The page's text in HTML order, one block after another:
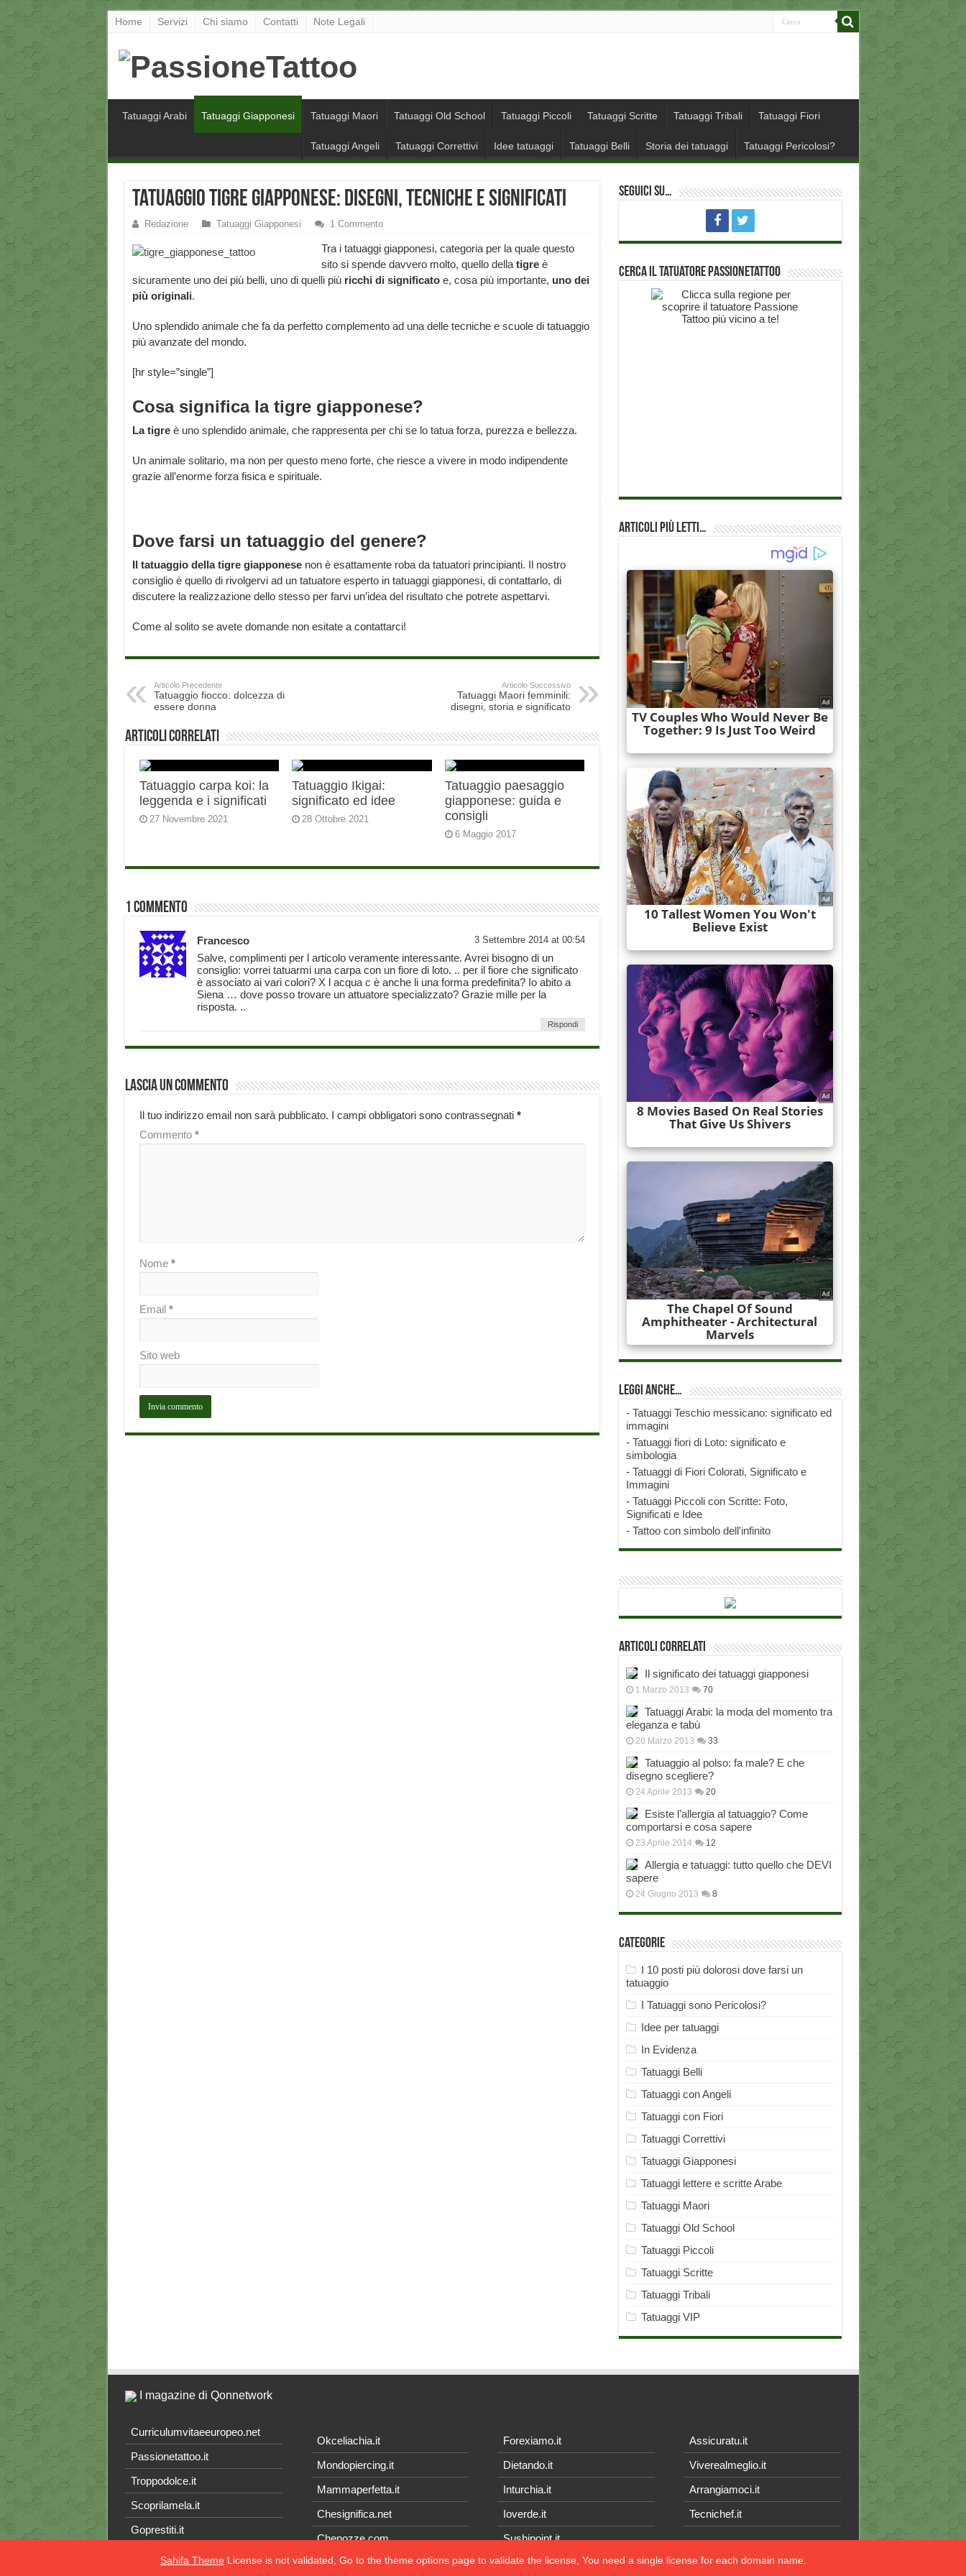
Home Servizi Chi siamo Contatti Note Legali
Tatuaggi Arabi Tatuaggi Giapponesi Tatuaggi Maori Tatuaggi Old School Tatuaggi Piccoli Tatuaggi Scritte Tatuaggi Tribali Tatuaggi Fiori
Tatuaggi Angeli Tatuaggi Correttivi Idee tatuaggi Tatuaggi Belli Storia dei tatuaggi Tatuaggi Pericolosi?
Tatuaggio tigre giapponese: disegni, tecniche e significati
Redazione Tatuaggi Giapponesi 1 Commento
Tra i tatuaggi giapponesi, categoria per la quale questo
sito si spende davvero molto, quello della tigreè
sicuramente uno dei più belli, uno di quelli più ricchi di significato e, cosa più importante, uno dei
più originali.
Uno splendido animale che fa da perfetto complemento ad una delle tecniche e scuole di tatuaggio
più avanzate del mondo.
[hr style=”single”]
Cosa significa la tigre giapponese?
La tigreè uno splendido animale, che rappresenta per chi se lo tatua forza, purezza e bellezza.
Un animale solitario, ma non per questo meno forte, che riesce a vivere in modo indipendente
grazie all’enorme forza fisica e spirituale.
Dove farsi un tatuaggio del genere?
Il tatuaggio della tigre giapponese non è esattamente roba da tatuatori principianti. Il nostro
consiglio è quello di rivolgervi ad un tatuatore esperto in tatuaggi giapponesi, di contattarlo, di
discutere la realizzazione dello stesso per farvi un’idea del risultato che potrete aspettarvi.
Come al solito se avete domande non esitate a contattarci!
Articolo Precedente
Tatuaggio fiocco: dolcezza di
essere donna
Articolo Successivo
Tatuaggi Maori femminili:
disegni, storia e significato
Articoli correlati
Tatuaggio carpa koi: la
leggenda e i significati
27 Novembre 2021
Tatuaggio Ikigai:
significato ed idee
28 Ottobre 2021
Tatuaggio paesaggio
giapponese: guida e
consigli
6 Maggio 2017
1 Commento
Francesco 3 Settembre 2014 at 00:54
Salve, complimenti per l articolo veramente interessante. Avrei bisogno di un
consiglio: vorrei tatuarmi una carpa con un fiore di loto. .. per il fiore che significato
è associato ai vari colori? X l acqua c è anche li una forma predefinita? Io abito a
Siena … dove posso trovare un attuatore specializzato? Grazie mille per la
risposta. ..
Rispondi
Lascia un commento
Il tuo indirizzo email non sarà pubblicato. I campi obbligatori sono contrassegnati *
Commento *
Nome *
Email *
Sito web
Seguici su…
Cerca il Tatuatore PassioneTattoo
Articoli più Letti…
Leggi anche…
- Tatuaggi Teschio messicano: significato ed
immagini
- Tatuaggi fiori di Loto: significato e
simbologia
- Tatuaggi di Fiori Colorati, Significato e
Immagini
- Tatuaggi Piccoli con Scritte: Foto,
Significati e Idee
- Tattoo con simbolo dell'infinito
Articoli correlati
Il significato dei tatuaggi giapponesi
1 Marzo 2013 70
Tatuaggi Arabi: la moda del momento tra
eleganza e tabù
20 Marzo 2013 33
Tatuaggio al polso: fa male? E che
disegno scegliere?
24 Aprile 2013 20
Esiste l’allergia al tatuaggio? Come
comportarsi e cosa sapere
23 Aprile 2014 12
Allergia e tatuaggi: tutto quello che DEVI
sapere
24 Giugno 2013 8
Categorie
I 10 posti più dolorosi dove farsi un
tatuaggio
I Tatuaggi sono Pericolosi?
Idee per tatuaggi
In Evidenza
Tatuaggi Belli
Tatuaggi con Angeli
Tatuaggi con Fiori
Tatuaggi Correttivi
Tatuaggi Giapponesi
Tatuaggi lettere e scritte Arabe
Tatuaggi Maori
Tatuaggi Old School
Tatuaggi Piccoli
Tatuaggi Scritte
Tatuaggi Tribali
Tatuaggi VIP
I magazine di Qonnetwork
Curriculumvitaeeuropeo.net
Passionetattoo.it
Troppodolce.it
Scoprilamela.it
Goprestiti.it
Okceliachia.it
Mondopiercing.it
Mammaperfetta.it
Chesignifica.net
Chenozze.com
Forexiamo.it
Dietando.it
Inturchia.it
Ioverde.it
Sushipoint.it
Assicuratu.it
Viverealmeglio.it
Arrangiamoci.it
Tecnichef.it
Sahifa ThemeLicense is not validated, Go to the theme options page to validate the license, You need a single license for each domain name.